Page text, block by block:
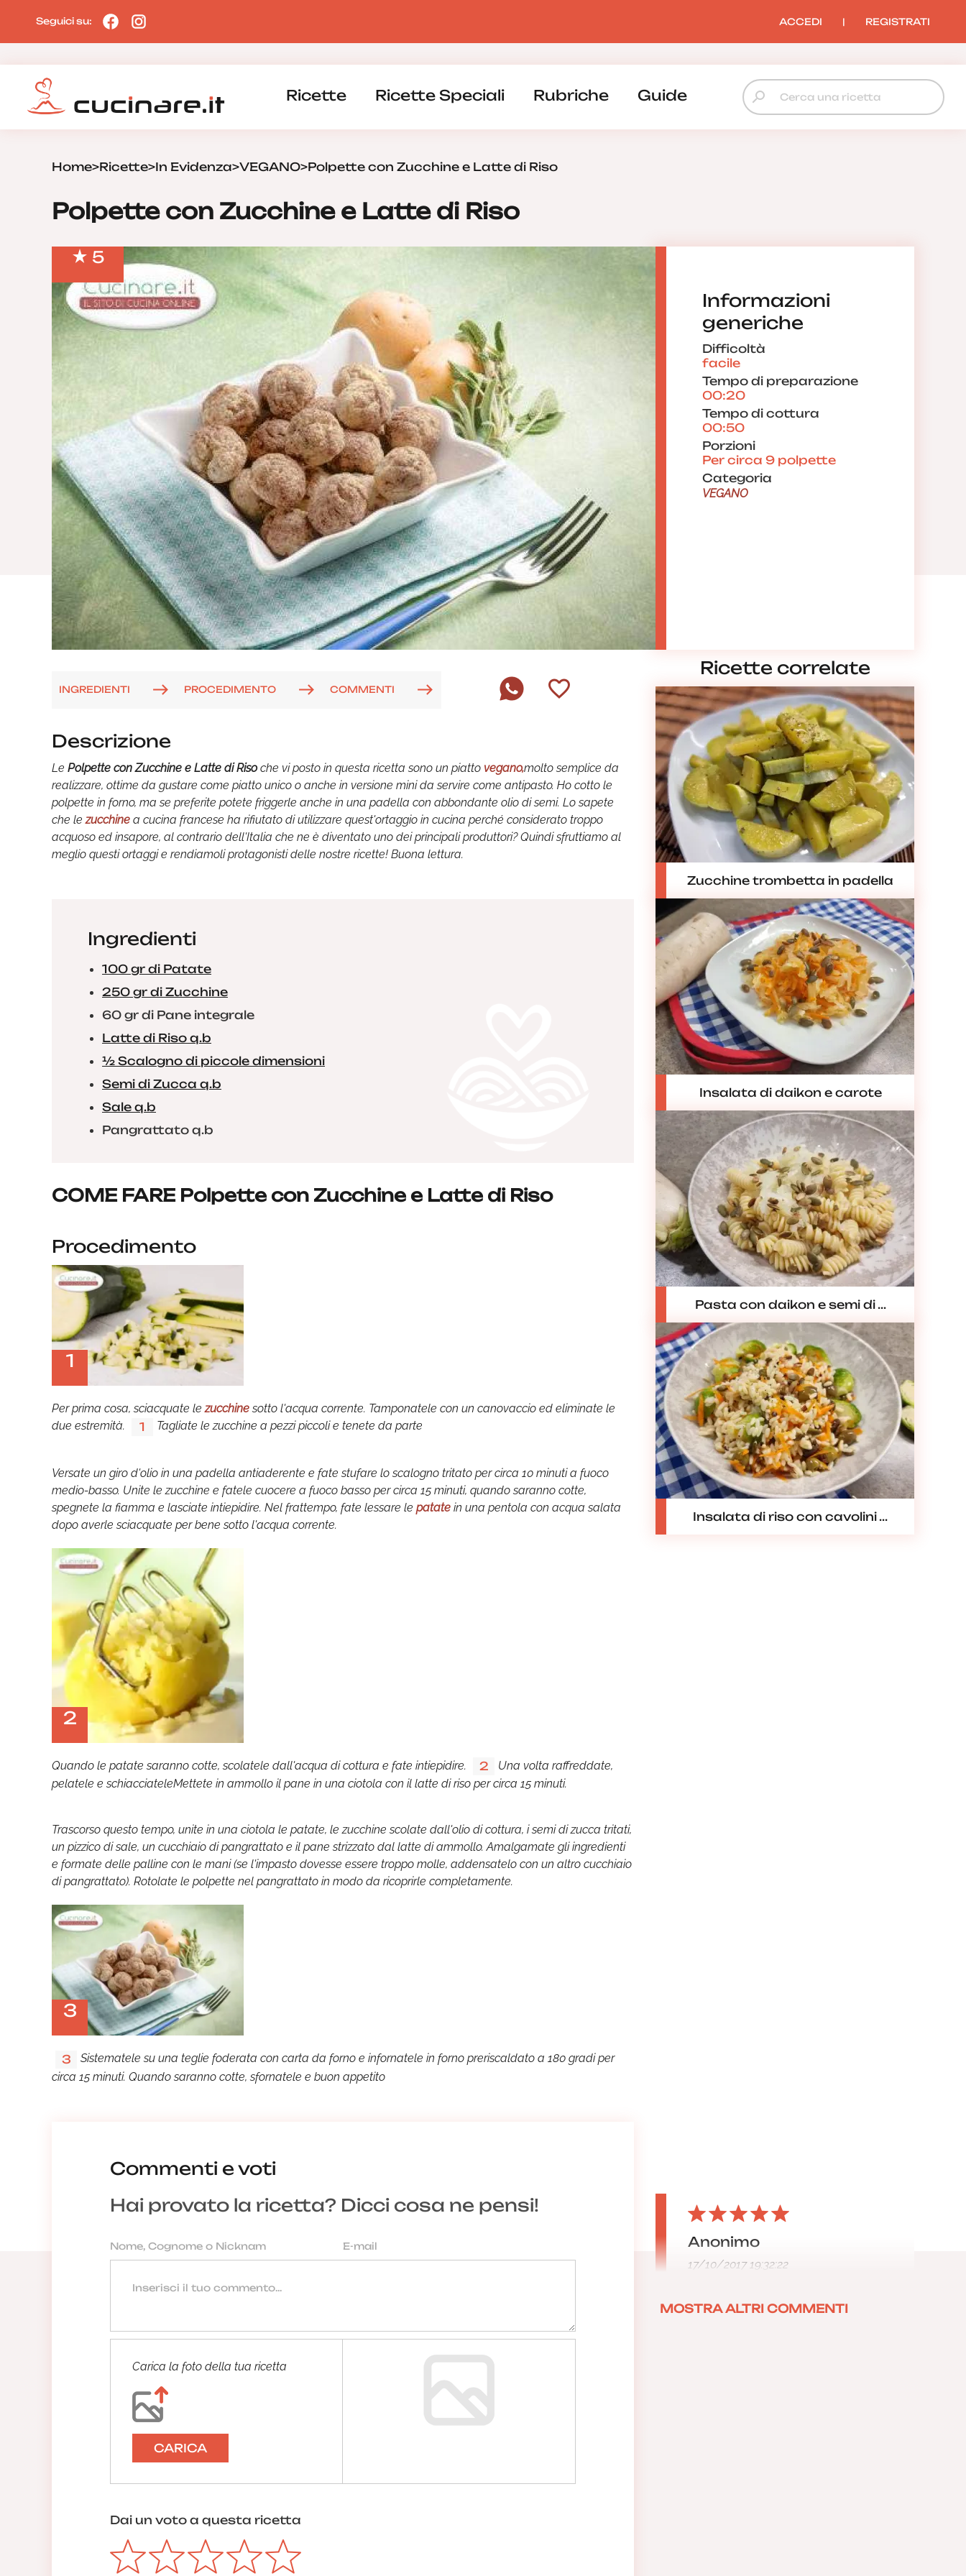
Seguici su: ACCEDI | REGISTRATI
Ricette Ricette Speciali Rubriche Guide
Home>Ricette>In Evidenza>VEGANO>Polpette con Zucchine e Latte di Riso
Polpette con Zucchine e Latte di Riso
5
Informazioni
generiche
Difficoltà
facile
Tempo di preparazione
00:20
Tempo di cottura
00:50
Porzioni
Per circa 9 polpette
Categoria
VEGANO
INGREDIENTI PROCEDIMENTO COMMENTI
Descrizione
Le Polpette con Zucchine e Latte di Risoche vi posto in questa ricetta sono un piatto vegano,molto semplice da
realizzare, ottime da gustare come piatto unico o anche in versione mini da servire come antipasto. Ho cotto le
polpette in forno, ma se preferite potete friggerle anche in una padella con abbondante olio di semi. Lo sapete
che lezucchine a cucina francese ha rifiutato di utilizzare quest'ortaggio in cucina perché considerato troppo
acquoso ed insapore, al contrario dell'Italia che ne è diventato uno dei principali produttori? Quindi sfruttiamo al
meglio questi ortaggi e rendiamoli protagonisti delle nostre ricette! Buona lettura.
Ingredienti
100 gr di Patate
250 gr di Zucchine
60 gr di Pane integrale
Latte di Riso q.b
½ Scalogno di piccole dimensioni
Semi di Zucca q.b
Sale q.b
Pangrattato q.b
COME FARE Polpette con Zucchine e Latte di Riso
Procedimento
1
Per prima cosa, sciacquate lezucchinesotto l'acqua corrente. Tamponatele con un canovaccio ed eliminate le
due estremità.
1 Tagliate le zucchine a pezzi piccoli e tenete da parte
Versate un giro d'olio in una padella antiaderente e fate stufare lo scalogno tritato per circa 10 minuti a fuoco
medio-basso. Unite le zucchine e fatele cuocere a fuoco basso per circa 15 minuti, quando saranno cotte,
spegnete la fiamma e lasciate intiepidire. Nel frattempo, fate lessare le patate in una pentola con acqua salata
dopo averle sciacquate per bene sotto l'acqua corrente.
2
Quando le patate saranno cotte, scolatele dall'acqua di cottura e fate intiepidire. 2
Una volta raffreddate,
pelatele e schiacciateleMettete in ammollo il pane in una ciotola con il latte di riso per circa 15 minuti.
Trascorso questo tempo, unite in una ciotola le patate, le zucchine scolate dall'olio di cottura, i semi di zucca tritati,
un pizzico di sale, un cucchiaio di pangrattato e il pane strizzato dal latte di ammollo. Amalgamate gli ingredienti
e formate delle palline con le mani (se l'impasto dovesse essere troppo molle, addensatelo con un altro cucchiaio
di pangrattato). Rotolate le polpette nel pangrattato in modo da ricoprirle completamente.
3
3
Sistematele su una teglie foderata con carta da forno e infornatele in forno preriscaldato a 180 gradi per
circa 15 minuti. Quando saranno cotte, sfornatele e buon appetito
Ricette correlate
Zucchine trombetta in padella
Insalata di daikon e carote
Pasta con daikon e semi di ...
Insalata di riso con cavolini ...
Commenti e voti
Hai provato la ricetta? Dicci cosa ne pensi!
Carica la foto della tua ricetta
CARICA
Dai un voto a questa ricetta
Anonimo
17/10/2017 19:32:22
MOSTRA ALTRI COMMENTI